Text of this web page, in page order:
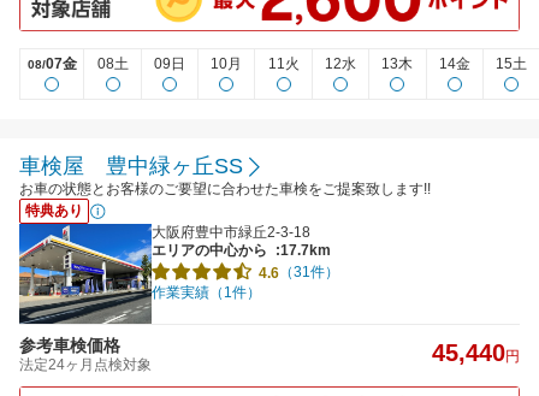
08/07金 08土 09日 10月 11火 12水 13木 14金 15土
車検屋 豊中緑ヶ丘SS
お車の状態とお客様のご要望に合わせた車検をご提案致します!!
特典あり
大阪府豊中市緑丘2-3-18
エリアの中心から
:17.7km
4.6 （31件）
作業実績（1件）
参考車検価格
法定24ヶ月点検対象 45,440円